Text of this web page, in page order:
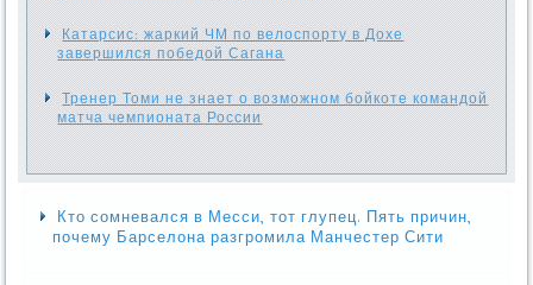
Катарсис: жаркий ЧМ по велоспорту в Дохе
завершился победой Сагана
Тренер Томи не знает о возможном бойкоте командой
матча чемпионата России
Кто сомневался в Месси, тот глупец. Пять причин,
почему Барселона разгромила Манчестер Сити